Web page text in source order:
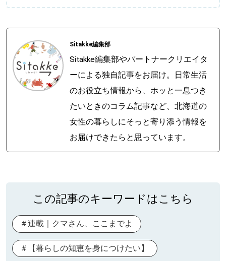
Sitakke編集部
Sitakke編集部やパートナークリエイタ
ーによる独自記事をお届け。日常生活
のお役立ち情報から、ホッと一息つき
たいときのコラム記事など、北海道の
女性の暮らしにそっと寄り添う情報を
お届けできたらと思っています。
この記事のキーワードはこちら
連載｜クマさん、ここまでよ
【暮らしの知恵を身につけたい】